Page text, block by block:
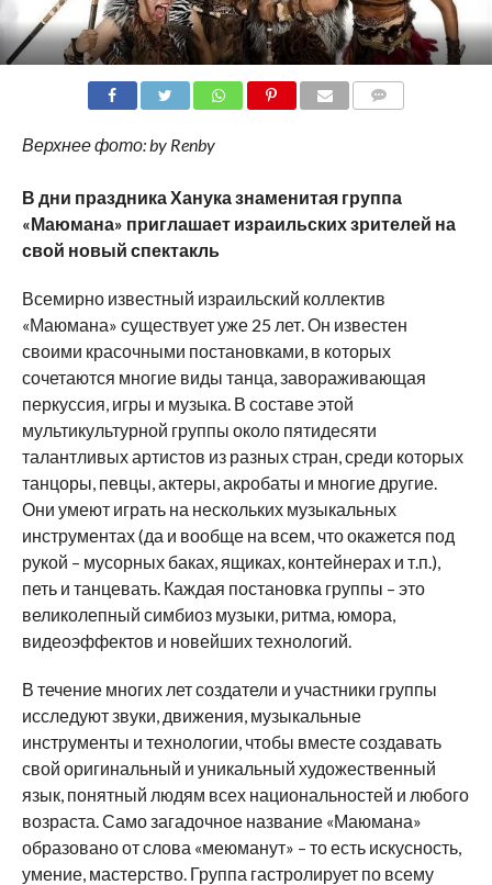
Верхнее фото: by Renby
В дни праздника Ханука знаменитая группа
«Маюмана» приглашает израильских зрителей на
свой новый спектакль
Всемирно известный израильский коллектив
«Маюмана» существует уже 25 лет. Он известен
своими красочными постановками, в которых
сочетаются многие виды танца, завораживающая
перкуссия, игры и музыка. В составе этой
мультикультурной группы около пятидесяти
талантливых артистов из разных стран, среди которых
танцоры, певцы, актеры, акробаты и многие другие.
Они умеют играть на нескольких музыкальных
инструментах (да и вообще на всем, что окажется под
рукой – мусорных баках, ящиках, контейнерах и т.п.),
петь и танцевать. Каждая постановка группы – это
великолепный симбиоз музыки, ритма, юмора,
видеоэффектов и новейших технологий.
В течение многих лет создатели и участники группы
исследуют звуки, движения, музыкальные
инструменты и технологии, чтобы вместе создавать
свой оригинальный и уникальный художественный
язык, понятный людям всех национальностей и любого
возраста. Само загадочное название «Маюмана»
образовано от слова «меюманут» – то есть искусность,
умение, мастерство. Группа гастролирует по всему